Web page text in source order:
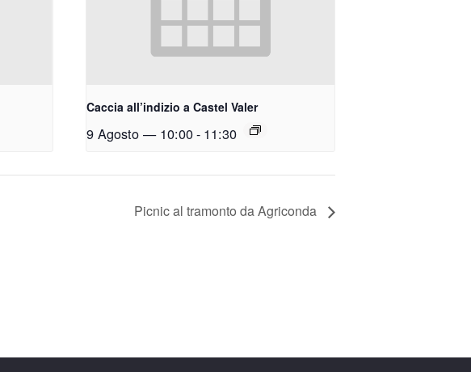
Caccia all’indizio a Castel Valer
9 Agosto — 10:00- 11:30
Picnic al tramonto da Agriconda